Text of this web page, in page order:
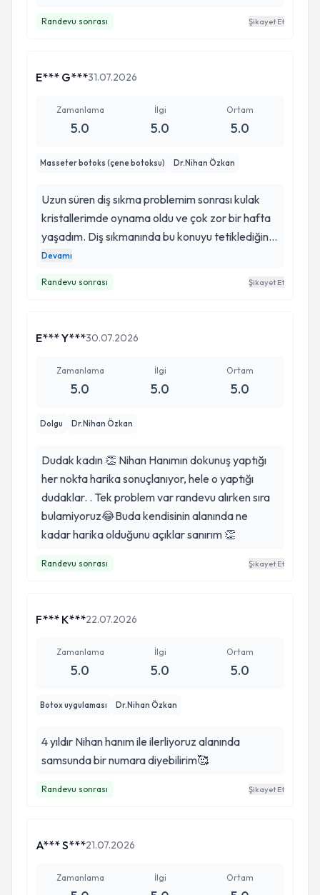
Randevu sonrası Şikayet Et
E*** G***31.07.2026
Zamanlama
5.0
İlgi
5.0
Ortam
5.0
Masseter botoks (çene botoksu) Dr.Nihan Özkan
Uzun süren diş sıkma problemim sonrası kulak
kristallerimde oynama oldu ve çok zor bir hafta
yaşadım. Diş sıkmanında bu konuyu tetiklediğini
öğrendim ve tedavi için doktor hanıma
Devamı
Randevu sonrası Şikayet Et
E*** Y***30.07.2026
Zamanlama
5.0
İlgi
5.0
Ortam
5.0
Dolgu Dr.Nihan Özkan
Dudak kadın 👏 Nihan Hanımın dokunuş yaptığı
her nokta harika sonuçlanıyor, hele o yaptığı
dudaklar. . Tek problem var randevu alırken sıra
bulamiyoruz😂Buda kendisinin alanında ne
kadar harika olduğunu açıklar sanırım 👏
Randevu sonrası Şikayet Et
F*** K***22.07.2026
Zamanlama
5.0
İlgi
5.0
Ortam
5.0
Botox uygulaması Dr.Nihan Özkan
4 yıldır Nihan hanım ile ilerliyoruz alanında
samsunda bir numara diyebilirim🥰
Randevu sonrası Şikayet Et
A*** S***21.07.2026
Zamanlama İlgi Ortam